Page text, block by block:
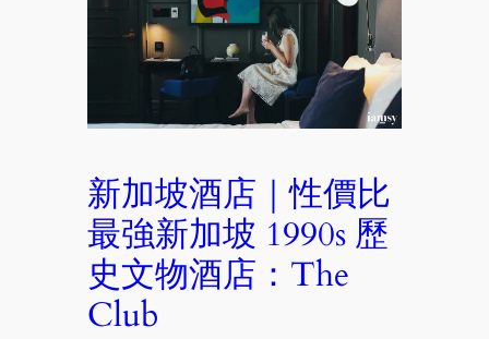
新加坡酒店｜性價比
最強新加坡 1990s 歷
史文物酒店：The
Club